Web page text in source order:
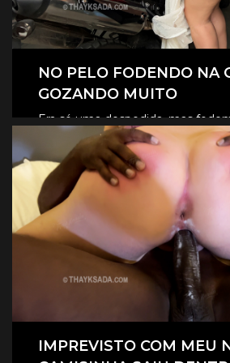
NO PELO FODENDO NA
GOZANDO MUITO
Era só uma despedida, mas
na garagem, e claro que foi no
revesaram gozar dentro de mim.
CLIQUE AQUI E ASSISTA
IMPREVISTO COM MEU